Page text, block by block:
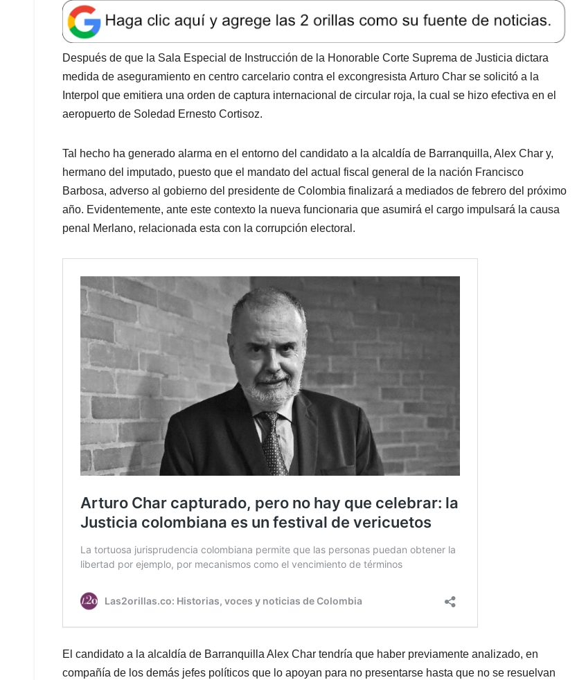
a
t
s
A
p
p
e
b
o
o
k
k
e
d
I
n
l
e
a
d
s
Después de que la Sala Especial de Instrucción de la Honorable Corte Suprema de Justicia dictara
medida de aseguramiento en centro carcelario contra el excongresista Arturo Char se solicitó a la
Interpol que emitiera una orden de captura internacional de circular roja, la cual se hizo efectiva en el
aeropuerto de Soledad Ernesto Cortisoz.
Tal hecho ha generado alarma en el entorno del candidato a la alcaldía de Barranquilla, Alex Char y,
hermano del imputado, puesto que el mandato del actual fiscal general de la nación Francisco
Barbosa, adverso al gobierno del presidente de Colombia finalizará a mediados de febrero del próximo
año. Evidentemente, ante este contexto la nueva funcionaria que asumirá el cargo impulsará la causa
penal Merlano, relacionada esta con la corrupción electoral.
El candidato a la alcaldía de Barranquilla Alex Char tendría que haber previamente analizado, en
compañía de los demás jefes políticos que lo apoyan para no presentarse hasta que no se resuelvan